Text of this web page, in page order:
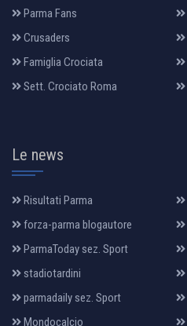
Parma Fans
Crusaders
Famiglia Crociata
Sett. Crociato Roma
Le news
Risultati Parma
forza-parma blogautore
ParmaToday sez. Sport
stadiotardini
parmadaily sez. Sport
Mondocalcio